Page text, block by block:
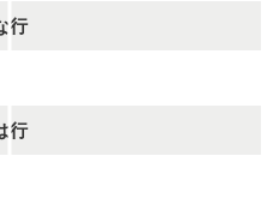
行
行